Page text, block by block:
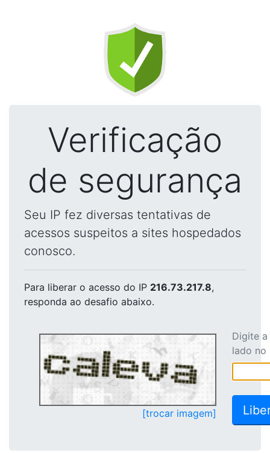
Verificação
de segurança
Seu IP fez diversas tentativas de
acessos suspeitos a sites hospedados
conosco.
Para liberar o acesso do IP 216.73.217.8,
responda ao desafio abaixo.
[trocar imagem]
Digite
lado no